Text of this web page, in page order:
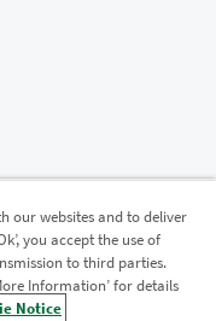
our websites and to deliver
you accept the use of
to third parties.
Information’ for details
Notice